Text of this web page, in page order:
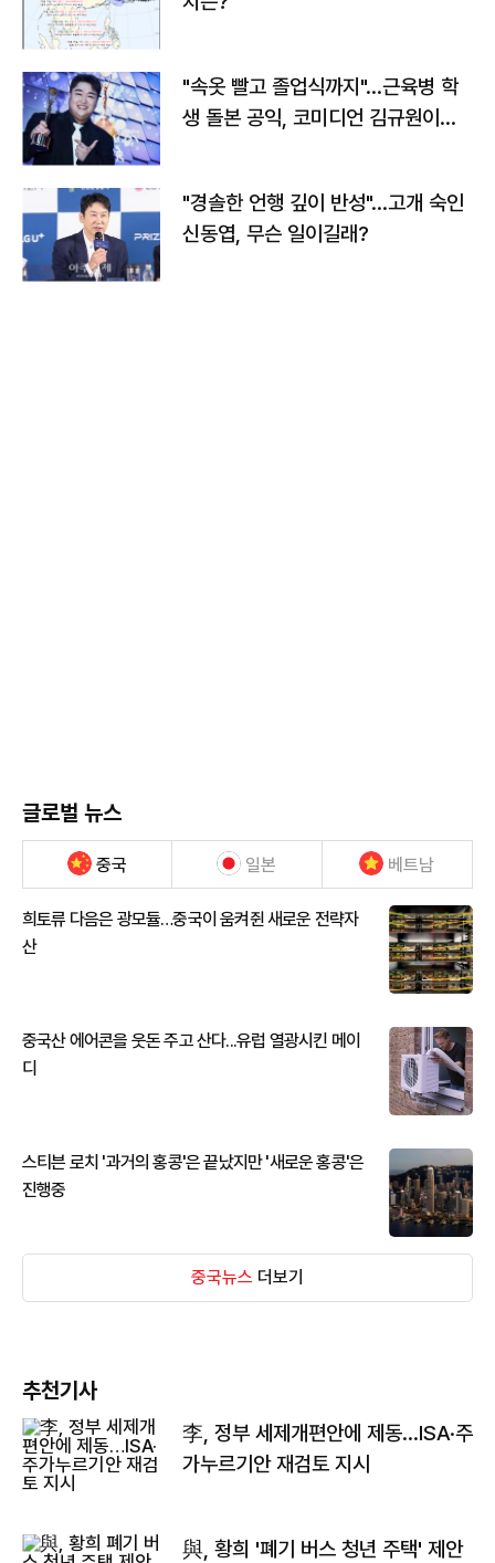
"속옷 빨고 졸업식까지"…근육병 학
생 돌본 공익, 코미디언 김규원이었
"경솔한 언행 깊이 반성"…고개 숙인
신동엽, 무슨 일이길래?
글로벌 뉴스
중국 일본 베트남
희토류 다음은 광모듈…중국이 움켜쥔 새로운 전략자
산
중국산 에어콘을 웃돈 주고 산다...유럽 열광시킨 메이
디
스티븐 로치 '과거의 홍콩'은 끝났지만 '새로운 홍콩'은
진행중
중국뉴스 더보기
추천기사
李, 정부 세제개편안에 제동…ISA·주
가누르기안 재검토 지시
與, 황희 '폐기 버스 청년 주택' 제안